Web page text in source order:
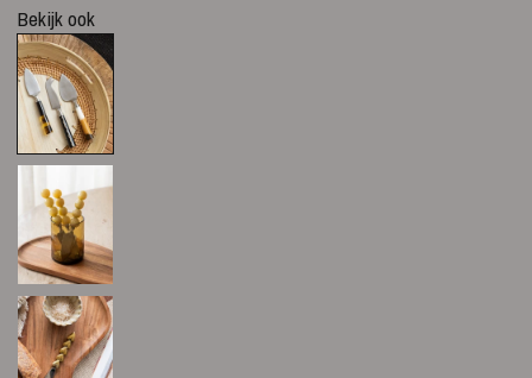
Bekijk ook